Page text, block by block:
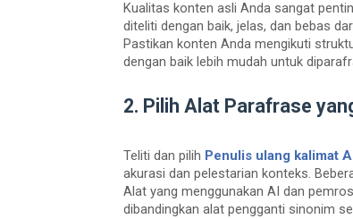
Kualitas konten asli Anda sangat
diteliti dengan baik, jelas, dan bebas
Pastikan konten Anda mengikuti
dengan baik lebih mudah untuk
2. Pilih Alat Parafrase
Teliti dan pilih Penulis ulang kalimat
akurasi dan pelestarian konteks.
Alat yang menggunakan AI dan
dibandingkan alat pengganti sinonim